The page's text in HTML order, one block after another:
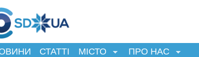
СТАТТІ МІСТО ПРО НАС